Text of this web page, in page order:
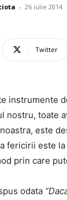
- 26 iulie 2014
Twitter
instrumente
nostru, toate
este
fericirii este
prin care
odata